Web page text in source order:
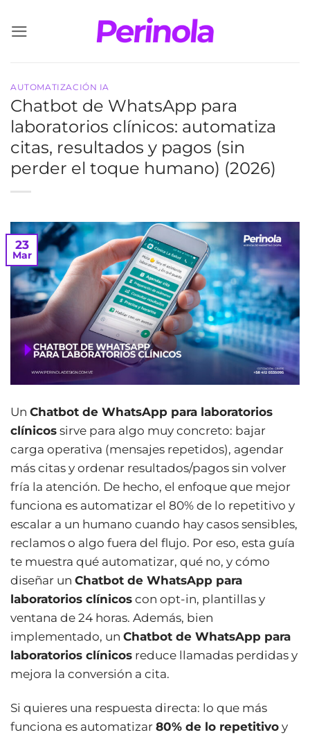
AUTOMATIZACIÓN IA
Chatbot de WhatsApp para
laboratorios clínicos: automatiza
citas, resultados y pagos (sin
perder el toque humano) (2026)
23
Mar
Un Chatbot de WhatsApp para laboratorios
clínicos sirve para algo muy concreto: bajar
carga operativa (mensajes repetidos), agendar
más citas y ordenar resultados/pagos sin volver
fría la atención. De hecho, el enfoque que mejor
funciona es automatizar el 80% de lo repetitivo y
escalar a un humano cuando hay casos sensibles,
reclamos o algo fuera del flujo. Por eso, esta guía
te muestra qué automatizar, qué no, y cómo
diseñar un Chatbot de WhatsApp para
laboratorios clínicos con opt-in, plantillas y
ventana de 24 horas. Además, bien
implementado, un Chatbot de WhatsApp para
laboratorios clínicos reduce llamadas perdidas y
mejora la conversión a cita.
Si quieres una respuesta directa: lo que más
funciona es automatizar 80% de lo repetitivo y